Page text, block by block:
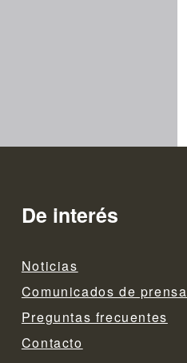
De interés
Noticias
Comunicados de prensa
Preguntas frecuentes
Contacto